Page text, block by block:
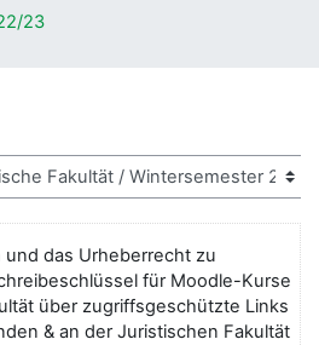
23
und das Urheberrecht zu
für Moodle-Kurse
über zugriffsgeschützte Links
& an der Juristischen Fakultät